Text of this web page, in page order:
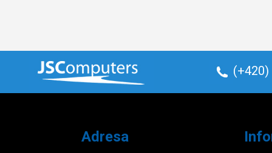
(+420)
Adresa